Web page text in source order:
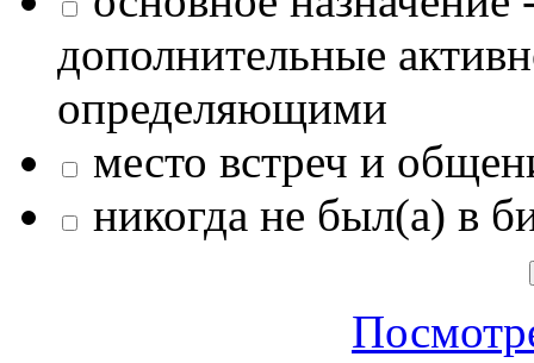
дополнительные
определяющими
место встреч и
никогда не был(а) в